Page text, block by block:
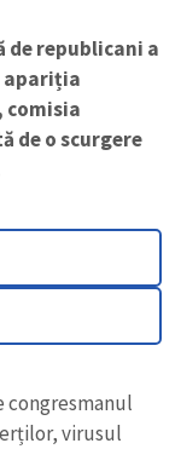
de republicani a
apariția
de o scurgere
congresmanul
virusul